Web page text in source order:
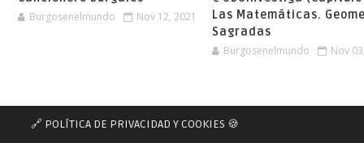
Burgosenelmundo
Nov 12, 2021
Las Matemáticas.
Sagradas
Burgosenelmundo
Nov
🔗 POLÍTICA DE PRIVACIDAD Y COOKIES 🍪